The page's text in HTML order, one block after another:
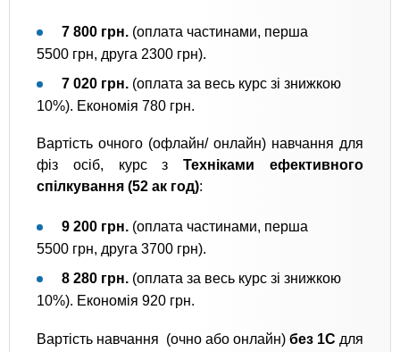
7 800 грн. (оплата частинами, перша
5500 грн, друга 2300 грн).
7 020 грн. (оплата за весь курс зі знижкою
10%). Економія 780 грн.
Вартість очного (офлайн/ онлайн) навчання для
фіз осіб, курс зТехніками ефективного
спілкування (52 ак год):
9 200 грн. (оплата частинами, перша
5500 грн, друга 3700 грн).
8 280 грн. (оплата за весь курс зі знижкою
10%). Економія 920 грн.
Вартість навчання (очно або онлайн) без 1С для